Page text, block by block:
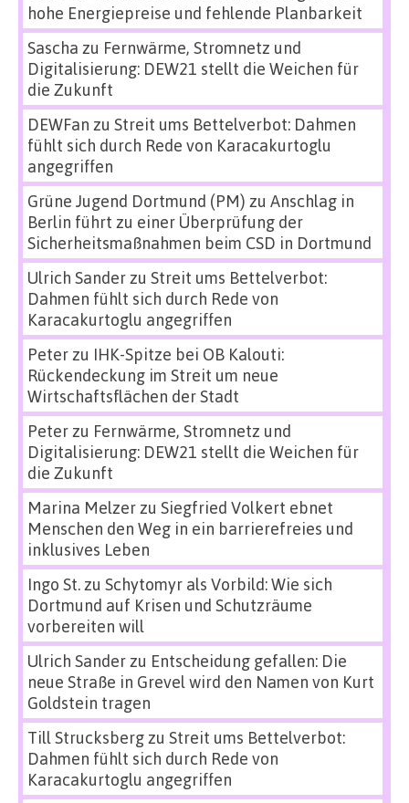
hohe Energiepreise und fehlende Planbarkeit
Sascha zu Fernwärme, Stromnetz und
Digitalisierung: DEW21 stellt die Weichen für
die Zukunft
DEWFan zu Streit ums Bettelverbot: Dahmen
fühlt sich durch Rede von Karacakurtoglu
angegriffen
Grüne Jugend Dortmund (PM) zu Anschlag in
Berlin führt zu einer Überprüfung der
Sicherheitsmaßnahmen beim CSD in Dortmund
Ulrich Sanderzu Streit ums Bettelverbot:
Dahmen fühlt sich durch Rede von
Karacakurtoglu angegriffen
Peterzu IHK-Spitze bei OB Kalouti:
Rückendeckung im Streit um neue
Wirtschaftsflächen der Stadt
Peterzu Fernwärme, Stromnetz und
Digitalisierung: DEW21 stellt die Weichen für
die Zukunft
Marina Melzerzu Siegfried Volkert ebnet
Menschen den Weg in ein barrierefreies und
inklusives Leben
Ingo St.zu Schytomyr als Vorbild: Wie sich
Dortmund auf Krisen und Schutzräume
vorbereiten will
Ulrich Sanderzu Entscheidung gefallen: Die
neue Straße in Grevel wird den Namen von Kurt
Goldstein tragen
Till Strucksbergzu Streit ums Bettelverbot:
Dahmen fühlt sich durch Rede von
Karacakurtoglu angegriffen